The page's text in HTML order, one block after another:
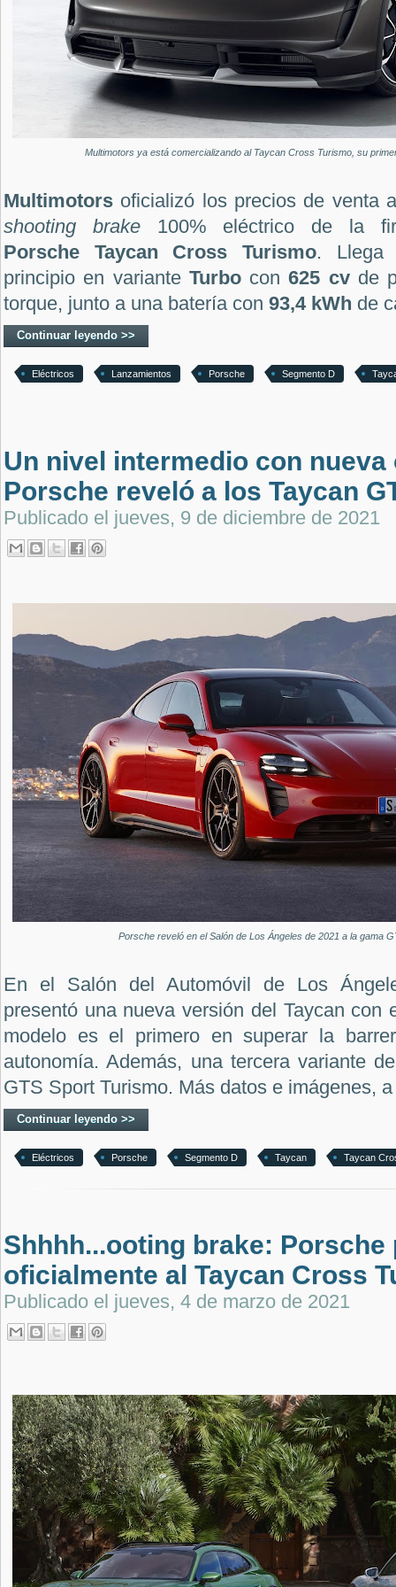
Multimotors ya está comercializando al Taycan Cross Turismo, su
Multimotors oficializó los precios de venta
shooting brake100% eléctrico de la
Porsche Taycan Cross Turismo.
principio en variante Turbo con625 cvde
torque, junto a una batería con 93,4 kWh de
Continuar leyendo >>
Eléctricos Lanzamientos Porsche Segmento D
Un nivel intermedio con nueva
Porsche reveló a los Taycan
Publicado el jueves, 9 de diciembre de 2021
Porsche reveló en el Salón de Los Ángeles de 2021 a la gama
En el Salón del Automóvil de Los
presentó una nueva versión del Taycan con
modelo es el primero en superar la
autonomía. Además, una tercera variante
GTS Sport Turismo. Más datos e imágenes,
Continuar leyendo >>
Eléctricos Porsche Segmento D Taycan Taycan
Shhhh...ooting brake: Porsche
oficialmente al Taycan Cross
Publicado el jueves, 4 de marzo de 2021